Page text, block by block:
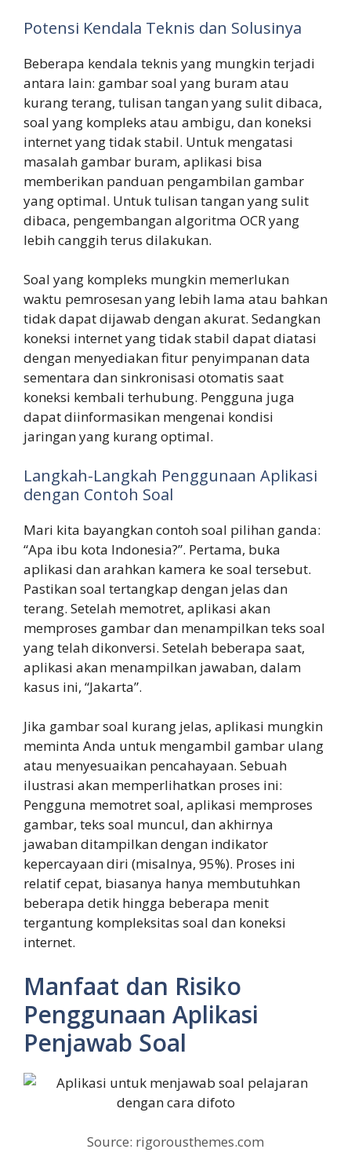
Potensi Kendala Teknis dan Solusinya
Beberapa kendala teknis yang mungkin terjadi
antara lain: gambar soal yang buram atau
kurang terang, tulisan tangan yang sulit dibaca,
soal yang kompleks atau ambigu, dan koneksi
internet yang tidak stabil. Untuk mengatasi
masalah gambar buram, aplikasi bisa
memberikan panduan pengambilan gambar
yang optimal. Untuk tulisan tangan yang sulit
dibaca, pengembangan algoritma OCR yang
lebih canggih terus dilakukan.
Soal yang kompleks mungkin memerlukan
waktu pemrosesan yang lebih lama atau bahkan
tidak dapat dijawab dengan akurat. Sedangkan
koneksi internet yang tidak stabil dapat diatasi
dengan menyediakan fitur penyimpanan data
sementara dan sinkronisasi otomatis saat
koneksi kembali terhubung. Pengguna juga
dapat diinformasikan mengenai kondisi
jaringan yang kurang optimal.
Langkah-Langkah Penggunaan Aplikasi
dengan Contoh Soal
Mari kita bayangkan contoh soal pilihan ganda:
“Apa ibu kota Indonesia?”. Pertama, buka
aplikasi dan arahkan kamera ke soal tersebut.
Pastikan soal tertangkap dengan jelas dan
terang. Setelah memotret, aplikasi akan
memproses gambar dan menampilkan teks soal
yang telah dikonversi. Setelah beberapa saat,
aplikasi akan menampilkan jawaban, dalam
kasus ini, “Jakarta”.
Jika gambar soal kurang jelas, aplikasi mungkin
meminta Anda untuk mengambil gambar ulang
atau menyesuaikan pencahayaan. Sebuah
ilustrasi akan memperlihatkan proses ini:
Pengguna memotret soal, aplikasi memproses
gambar, teks soal muncul, dan akhirnya
jawaban ditampilkan dengan indikator
kepercayaan diri (misalnya, 95%). Proses ini
relatif cepat, biasanya hanya membutuhkan
beberapa detik hingga beberapa menit
tergantung kompleksitas soal dan koneksi
internet.
Manfaat dan Risiko
Penggunaan Aplikasi
Penjawab Soal
Source: rigorousthemes.com